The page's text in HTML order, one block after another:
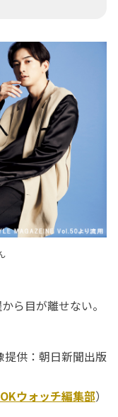
ら目が離せない。
供：朝日新聞出版
ウォッチ編集部）